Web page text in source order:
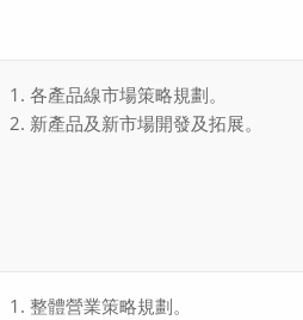
各產品線市場策略規劃。
新產品及新市場開發及拓展。
整體營業策略規劃。